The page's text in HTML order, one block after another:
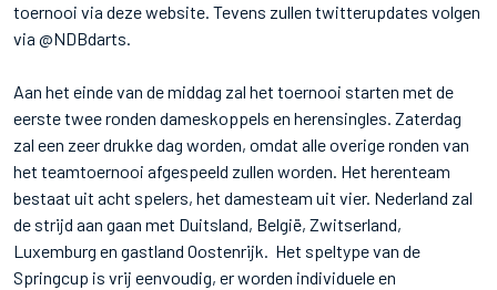
toernooi via deze website. Tevens zullen twitterupdates volgen
via @NDBdarts.
Aan het einde van de middag zal het toernooi starten met de
eerste twee ronden dameskoppels en herensingles. Zaterdag
zal een zeer drukke dag worden, omdat alle overige ronden van
het teamtoernooi afgespeeld zullen worden. Het herenteam
bestaat uit acht spelers, het damesteam uit vier. Nederland zal
de strijd aan gaan met Duitsland, België, Zwitserland,
Luxemburg en gastland Oostenrijk. Het speltype van de
Springcup is vrij eenvoudig, er worden individuele en